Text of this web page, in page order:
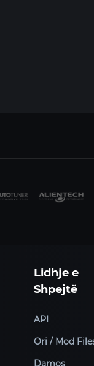
Lidhje e
Shpejtë
API
Ori / Mod
Damos